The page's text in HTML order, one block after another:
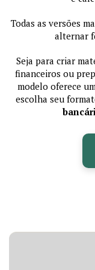
Todas as versões
alternar
Seja para criar
financeiros ou
modelo oferece
escolha seu